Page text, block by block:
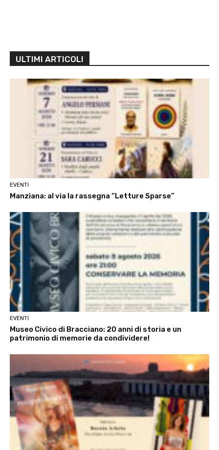
ULTIMI ARTICOLI
EVENTI
Manziana: al via la rassegna “Letture Sparse”
EVENTI
Museo Civico di Bracciano: 20 anni di storia e un
patrimonio di memorie da condividere!